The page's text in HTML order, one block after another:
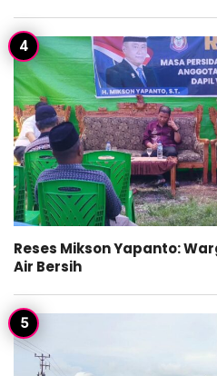
Reses Mikson Yapanto:
Air Bersih